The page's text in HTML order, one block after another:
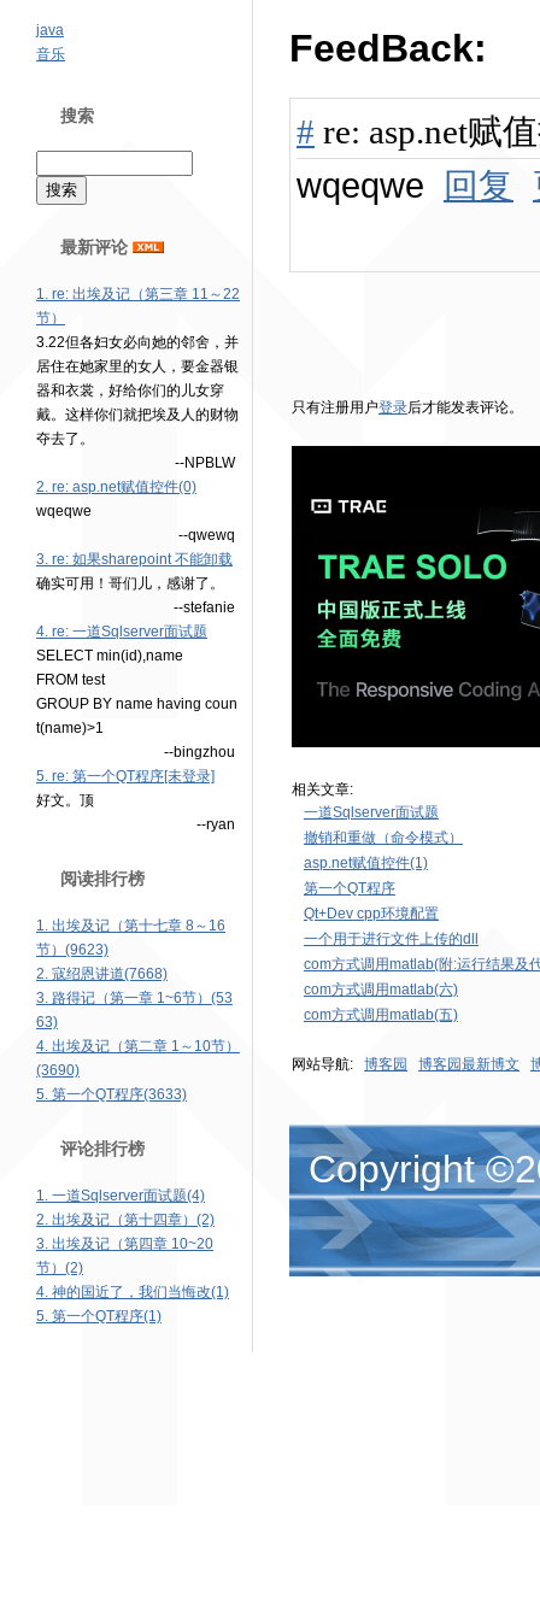
java
音乐
搜索
最新评论
1. re: 出埃及记（第三章 11～22
节）
3.22但各妇女必向她的邻舍，并
居住在她家里的女人，要金器银
器和衣裳，好给你们的儿女穿
戴。这样你们就把埃及人的财物
夺去了。
--NPBLW
2. re: asp.net赋值控件(0)
wqeqwe
--qwewq
3. re: 如果sharepoint 不能卸载
确实可用！哥们儿，感谢了。
--stefanie
4. re: 一道Sqlserver面试题
SELECT min(id),name
FROM test
GROUP BY name having coun
t(name)>1
--bingzhou
5. re: 第一个QT程序[未登录]
好文。顶
--ryan
阅读排行榜
1. 出埃及记（第十七章 8～16
节）(9623)
2. 寇绍恩讲道(7668)
3. 路得记（第一章 1~6节）(53
63)
4. 出埃及记（第二章 1～10节）
(3690)
5. 第一个QT程序(3633)
评论排行榜
1. 一道Sqlserver面试题(4)
2. 出埃及记（第十四章）(2)
3. 出埃及记（第四章 10~20
节）(2)
4. 神的国近了，我们当悔改(1)
5. 第一个QT程序(1)
FeedBack:
# re: asp.net赋
wqeqwe 回复
只有注册用户登录后才能发表评论。
相关文章:
一道Sqlserver面试题
撤销和重做（命令模式）
asp.net赋值控件(1)
第一个QT程序
Qt+Dev cpp环境配置
一个用于进行文件上传的dll
com方式调用matlab(附:运行结果及
com方式调用matlab(六)
com方式调用matlab(五)
网站导航: 博客园 博客园最新博文
Copyright